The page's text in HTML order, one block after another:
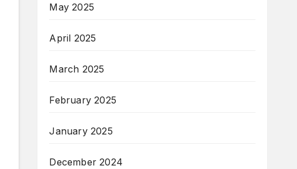
May 2025
April 2025
March 2025
February 2025
January 2025
December 2024